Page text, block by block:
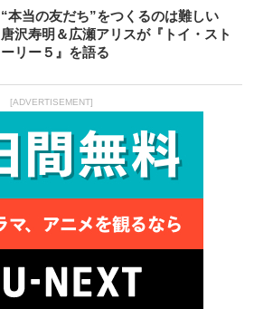
“本当の友だち”をつくるのは難しい
唐沢寿明＆広瀬アリスが『トイ・スト
ーリー５』を語る
[ADVERTISEMENT]